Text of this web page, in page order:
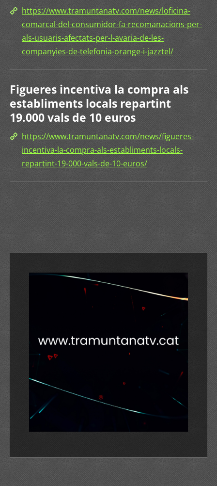
https://www.tramuntanatv.com/news/loficina-
comarcal-del-consumidor-fa-recomanacions-per-
als-usuaris-afectats-per-l-avaria-de-les-
companyies-de-telefonia-orange-i-jazztel/
Figueres incentiva la compra als
establiments locals repartint
19.000 vals de 10 euros
https://www.tramuntanatv.com/news/figueres-
incentiva-la-compra-als-establiments-locals-
repartint-19-000-vals-de-10-euros/